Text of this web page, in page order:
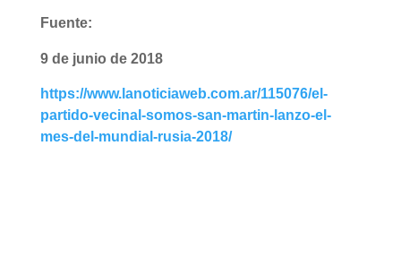
Fuente:
9 de junio de 2018
https://www.lanoticiaweb.com.ar/115076/el-
partido-vecinal-somos-san-martin-lanzo-el-
mes-del-mundial-rusia-2018/